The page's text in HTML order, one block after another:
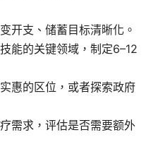
开支、储蓄目标清晰化。
能的关键领域，制定6–12
惠的区位，或者探索政府
需求，评估是否需要额外